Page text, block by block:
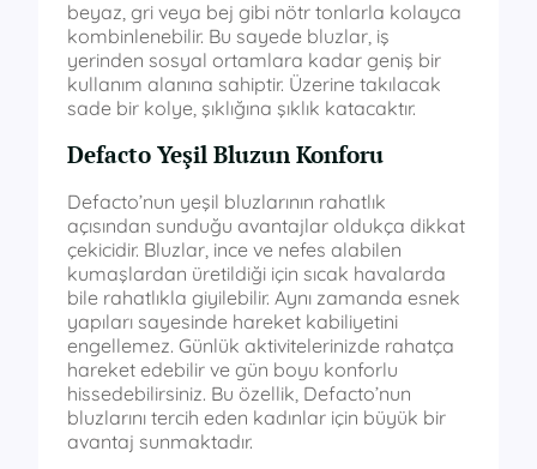
beyaz, gri veya bej gibi nötr tonlarla kolayca
kombinlenebilir. Bu sayede bluzlar, iş
yerinden sosyal ortamlara kadar geniş bir
kullanım alanına sahiptir. Üzerine takılacak
sade bir kolye, şıklığına şıklık katacaktır.
Defacto Yeşil Bluzun Konforu
Defacto’nun yeşil bluzlarının rahatlık
açısından sunduğu avantajlar oldukça dikkat
çekicidir. Bluzlar, ince ve nefes alabilen
kumaşlardan üretildiği için sıcak havalarda
bile rahatlıkla giyilebilir. Aynı zamanda esnek
yapıları sayesinde hareket kabiliyetini
engellemez. Günlük aktivitelerinizde rahatça
hareket edebilir ve gün boyu konforlu
hissedebilirsiniz. Bu özellik, Defacto’nun
bluzlarını tercih eden kadınlar için büyük bir
avantaj sunmaktadır.